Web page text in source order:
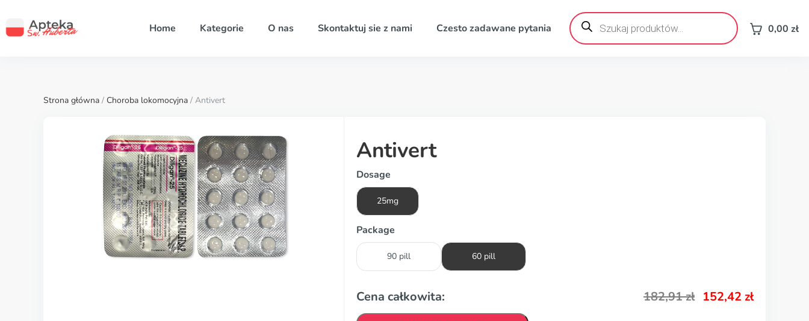
Home Kategorie O nas Skontaktuj sie z nami Czesto zadawane pytania
Wyszukiwarka
produktów 0,00 zł
Strona główna / Choroba lokomocyjna / Antivert
Antivert
Dosage
25mg
Package
90 pill 60 pill
Cena całkowita: 182,91zł 152,42 zł